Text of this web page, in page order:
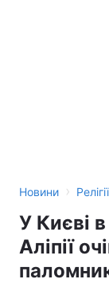
Новини › Релігії
У Києві
Аліпії